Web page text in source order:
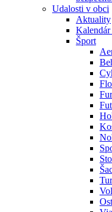
Udalosti v obci
Aktuality
Šport